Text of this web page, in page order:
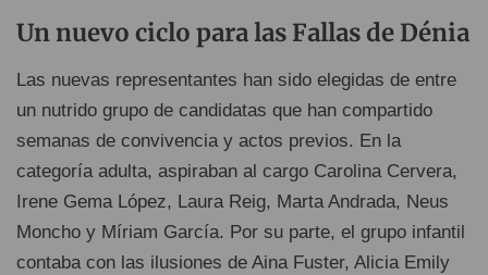
Un nuevo ciclo para las Fallas de Dénia
Las nuevas representantes han sido elegidas de entre
un nutrido grupo de candidatas que han compartido
semanas de convivencia y actos previos. En la
categoría adulta, aspiraban al cargo Carolina Cervera,
Irene Gema López, Laura Reig, Marta Andrada, Neus
Moncho y Míriam García. Por su parte, el grupo infantil
contaba con las ilusiones de Aina Fuster, Alicia Emily